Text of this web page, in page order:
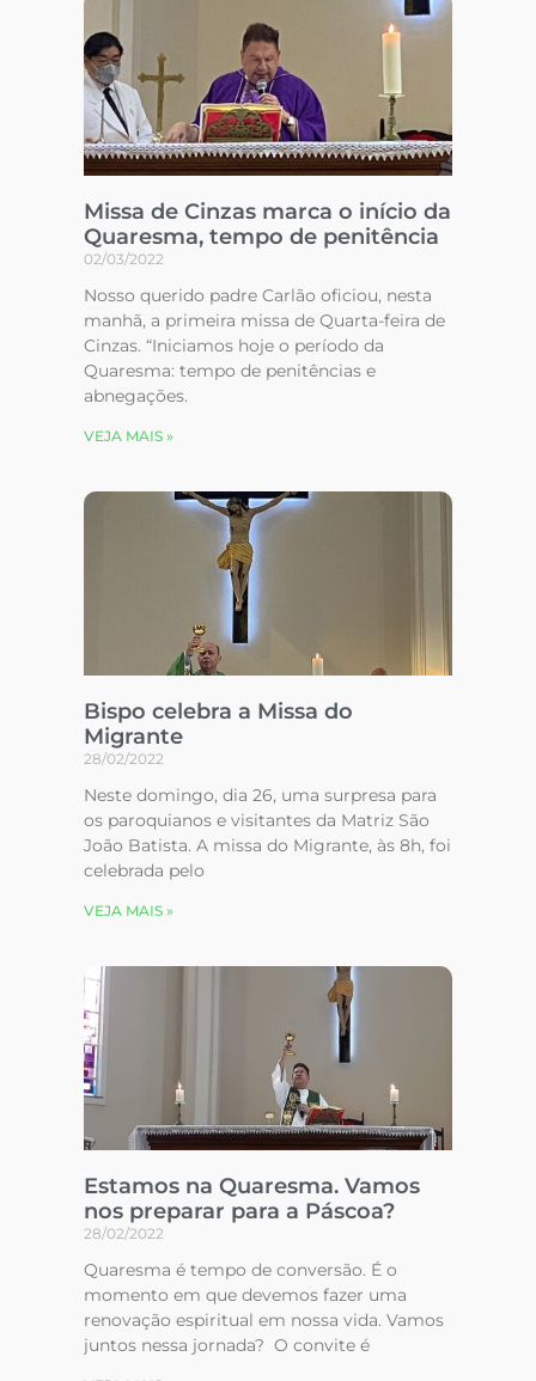
Missa de Cinzas marca o início da
Quaresma, tempo de penitência
02/03/2022
Nosso querido padre Carlão oficiou, nesta
manhã, a primeira missa de Quarta-feira de
Cinzas. “Iniciamos hoje o período da
Quaresma: tempo de penitências e
abnegações.
VEJA MAIS »
Bispo celebra a Missa do
Migrante
28/02/2022
Neste domingo, dia 26, uma surpresa para
os paroquianos e visitantes da Matriz São
João Batista. A missa do Migrante, às 8h, foi
celebrada pelo
VEJA MAIS »
Estamos na Quaresma. Vamos
nos preparar para a Páscoa?
28/02/2022
Quaresma é tempo de conversão. É o
momento em que devemos fazer uma
renovação espiritual em nossa vida. Vamos
juntos nessa jornada? O convite é